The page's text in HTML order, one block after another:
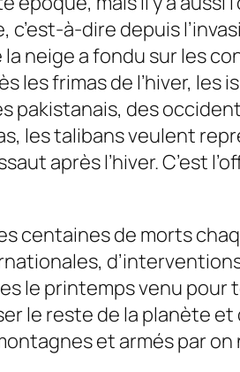
à-dire depuis
neige a fondu sur les
frimas de l’hiver, les
pakistanais, des
les talibans veulent
après l’hiver. C’est
centaines de morts
le printemps venu pour
le reste de la planète
et armés par